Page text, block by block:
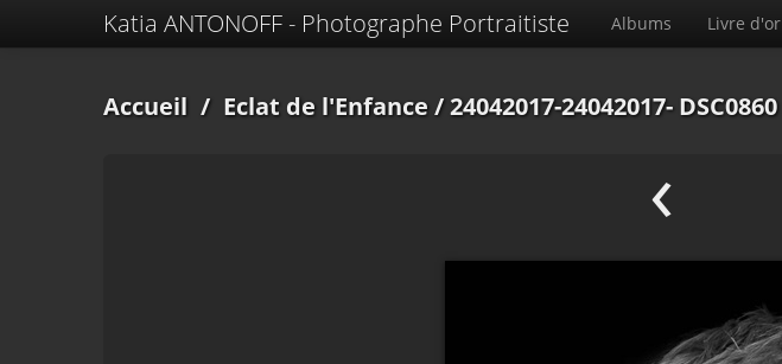
Katia ANTONOFF - Photographe Portraitiste Albums Livre d'or
Accueil / Eclat de l'Enfance/ 24042017-24042017- DSC0860
‹